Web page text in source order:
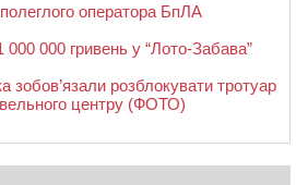
оператора БпЛА
000 гривень у “Лото-Забава”
зобов’язали розблокувати тротуар
центру (ФОТО)